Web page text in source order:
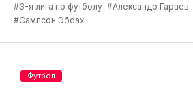
#3-я лига по футболу #Александр Гараев
#Сампсон Эбоах
Футбол